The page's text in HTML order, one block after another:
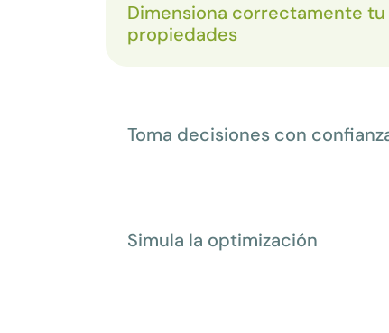
Dimensiona correctamente
propiedades
Toma decisiones con
Simula la optimización